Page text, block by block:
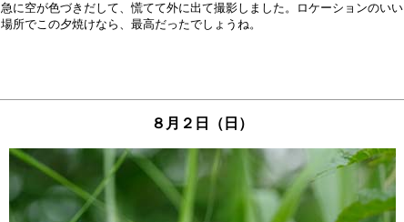
急に空が色づきだして、慌てて外に出て撮影しました。ロケーションのいい
８月２日（日）